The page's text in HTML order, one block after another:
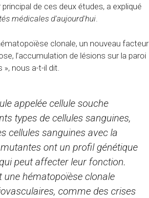
de ces deux études, a expliqué
médicales d'aujourd'hui.
clonale, un nouveau facteur
l’accumulation de lésions sur la paroi
nous a-t-il dit.
appelée cellule souche
types de cellules sanguines,
cellules sanguines avec la
ont un profil génétique
peut affecter leur fonction.
hématopoïèse clonale
comme des crises